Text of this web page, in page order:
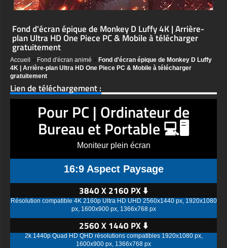
Fond d'écran épique de Monkey D Luffy 4K | Arrière-
plan Ultra HD One Piece PC & Mobile à télécharger
gratuitement
Accueil Fond d'écran animé
Fond d'écran épique de Monkey D Luffy
4K | Arrière-plan Ultra HD One Piece PC & Mobile à télécharger
gratuitement
Lien de téléchargement :
Pour PC | Ordinateur de
Bureau et Portable 💻🖥️
Moniteur plein écran
16:9 Aspect Paysage
3840 X 2160 PX ⬇️
Résolution compatible 4K 2160p Ultra HD UHD 2560x1440 px, 1920x1080
px, 1600x900 px, 1366x768 px
2560 X 1440 PX ⬇️
2k 1440p Quad HD QHD résolutions compatibles 1920x1080 px,
1600x900 px, 1366x768 px